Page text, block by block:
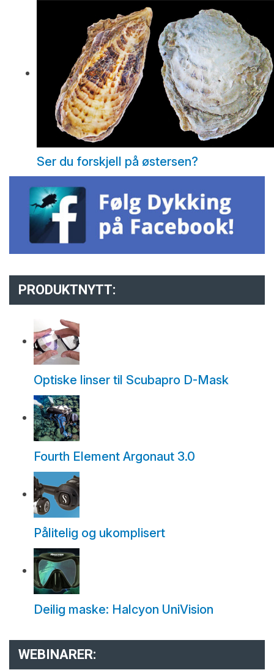
Ser du forskjell på østersen?
PRODUKTNYTT:
Optiske linser til Scubapro D-Mask
Fourth Element Argonaut 3.0
Pålitelig og ukomplisert
Deilig maske: Halcyon UniVision
WEBINARER: